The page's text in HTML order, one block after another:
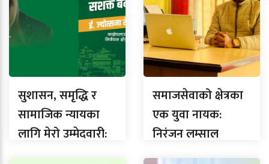
सुशासन, समृद्धि र
सामाजिक न्यायका
लागि मेरो उम्मेदवारी:
ज्योत्सना सैंजु
समाजसेवाको क्षेत्रका
एक युवा नायक:
निरंजन लम्साल